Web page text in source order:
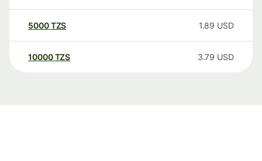
5000TZS 1.89 USD
10000 TZS 3.79 USD